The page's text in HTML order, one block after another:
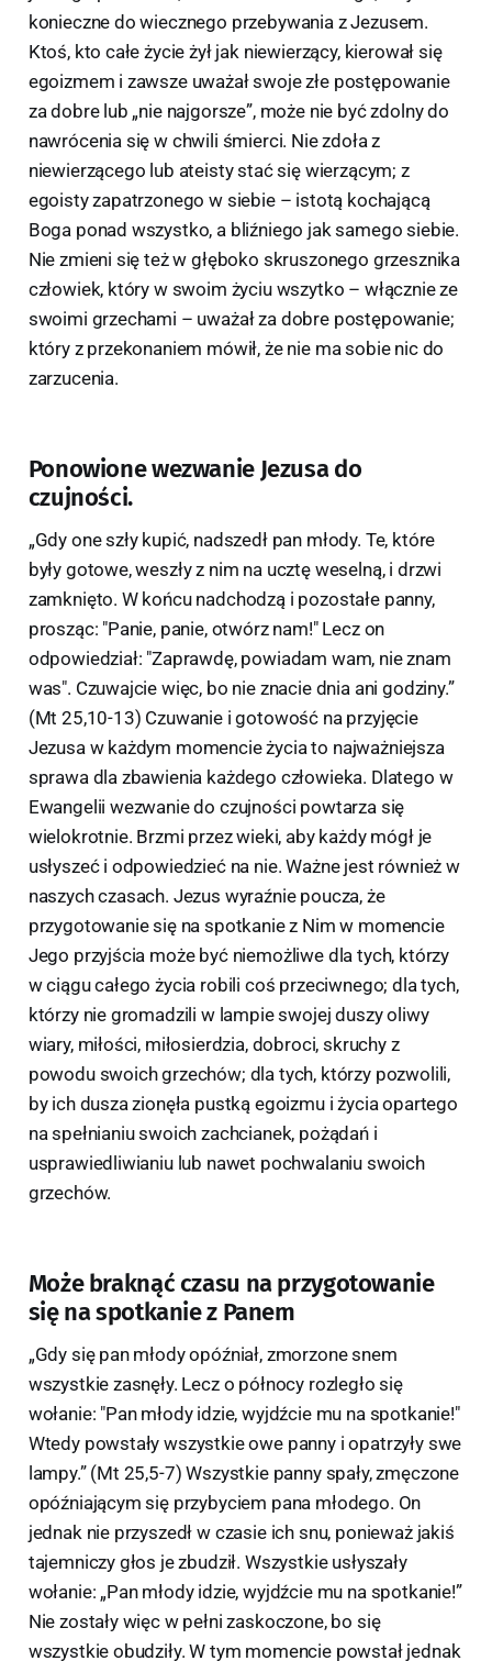
konieczne do wiecznego przebywania z Jezusem.
Ktoś, kto całe życie żył jak niewierzący, kierował się
egoizmem i zawsze uważał swoje złe postępowanie
za dobre lub „nie najgorsze”, może nie być zdolny do
nawrócenia się w chwili śmierci. Nie zdoła z
niewierzącego lub ateisty stać się wierzącym; z
egoisty zapatrzonego w siebie – istotą kochającą
Boga ponad wszystko, a bliźniego jak samego siebie.
Nie zmieni się też w głęboko skruszonego grzesznika
człowiek, który w swoim życiu wszytko – włącznie ze
swoimi grzechami – uważał za dobre postępowanie;
który z przekonaniem mówił, że nie ma sobie nic do
zarzucenia.
Ponowione wezwanie Jezusa do
czujności.
„Gdy one szły kupić, nadszedł pan młody. Te, które
były gotowe, weszły z nim na ucztę weselną, i drzwi
zamknięto. W końcu nadchodzą i pozostałe panny,
prosząc: "Panie, panie, otwórz nam!" Lecz on
odpowiedział: "Zaprawdę, powiadam wam, nie znam
was". Czuwajcie więc, bo nie znacie dnia ani godziny.”
(Mt 25,10-13) Czuwanie i gotowość na przyjęcie
Jezusa w każdym momencie życia to najważniejsza
sprawa dla zbawienia każdego człowieka. Dlatego w
Ewangelii wezwanie do czujności powtarza się
wielokrotnie. Brzmi przez wieki, aby każdy mógł je
usłyszeć i odpowiedzieć na nie. Ważne jest również w
naszych czasach. Jezus wyraźnie poucza, że
przygotowanie się na spotkanie z Nim w momencie
Jego przyjścia może być niemożliwe dla tych, którzy
w ciągu całego życia robili coś przeciwnego; dla tych,
którzy nie gromadzili w lampie swojej duszy oliwy
wiary, miłości, miłosierdzia, dobroci, skruchy z
powodu swoich grzechów; dla tych, którzy pozwolili,
by ich dusza zionęła pustką egoizmu i życia opartego
na spełnianiu swoich zachcianek, pożądań i
usprawiedliwianiu lub nawet pochwalaniu swoich
grzechów.
Może braknąć czasu na przygotowanie
się na spotkanie z Panem
„Gdy się pan młody opóźniał, zmorzone snem
wszystkie zasnęły. Lecz o północy rozległo się
wołanie: "Pan młody idzie, wyjdźcie mu na spotkanie!"
Wtedy powstały wszystkie owe panny i opatrzyły swe
lampy.” (Mt 25,5-7) Wszystkie panny spały, zmęczone
opóźniającym się przybyciem pana młodego. On
jednak nie przyszedł w czasie ich snu, ponieważ jakiś
tajemniczy głos je zbudził. Wszystkie usłyszały
wołanie: „Pan młody idzie, wyjdźcie mu na spotkanie!”
Nie zostały więc w pełni zaskoczone, bo się
wszystkie obudziły. W tym momencie powstał jednak